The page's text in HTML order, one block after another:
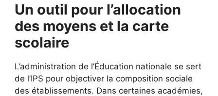
Un outil pour l’allocation
des moyens et la carte
scolaire
L’administration de l’Éducation nationale se sert
de l’IPS pour objectiver la composition sociale
des établissements. Dans certaines académies,